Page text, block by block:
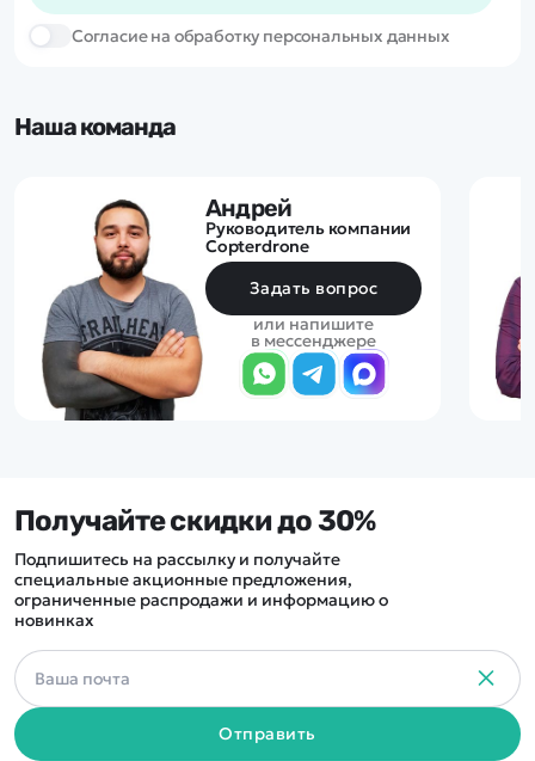
Cогласие на обработку персональных данных
Наша команда
Андрей
Руководитель компании
Copterdrone
Задать вопрос
или напишите
в мессенджере
Получайте скидки до 30%
Подпишитесь на рассылку и получайте
специальные акционные предложения,
ограниченные распродажи и информацию о
новинках
Отправить